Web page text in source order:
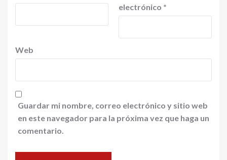
electrónico *
Web
Guardar mi nombre, correo electrónico y sitio web
en este navegador para la próxima vez que haga un
comentario.